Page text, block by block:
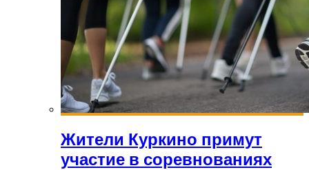
Жители Куркино примут
участие в соревнованиях